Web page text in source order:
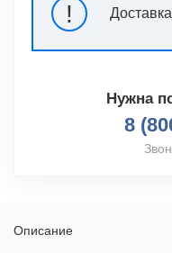
!
Нужна
8
Описание